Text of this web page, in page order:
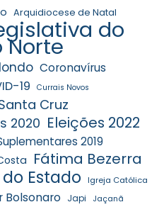
Arquidiocese de Natal
do
Norte
Coronavírus
19 Currais Novos
Cruz
2020 Eleições 2022
2019
Fátima Bezerra
Estado Igreja Católica
Bolsonaro Japi Jaçanã